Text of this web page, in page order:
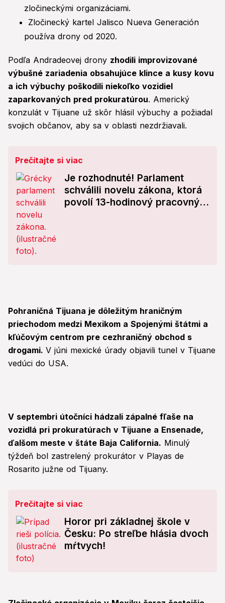
zločineckými organizáciami.
Zločinecký kartel Jalisco Nueva Generación
používa drony od 2020.
Podľa Andradeovej drony zhodili improvizované
výbušné zariadenia obsahujúce klince a kusy kovu
a ich výbuchy poškodili niekoľko vozidiel
zaparkovaných pred prokuratúrou. Americký
konzulát v Tijuane už skôr hlásil výbuchy a požiadal
svojich občanov, aby sa v oblasti nezdržiavali.
Prečítajte si viac
Je rozhodnuté! Parlament
schválili novelu zákona, ktorá
povolí 13-hodinový pracovný
Pohraničná Tijuana je dôležitým hraničným
priechodom medzi Mexikom a Spojenými štátmi a
kľúčovým centrom pre cezhraničný obchod s
drogami. V júni mexické úrady objavili tunel v Tijuane
vedúci do USA.
V septembri útočníci hádzali zápalné fľaše na
vozidlá pri prokuratúrach v Tijuane a Ensenade,
ďalšom meste v štáte Baja California. Minulý
týždeň bol zastrelený prokurátor v Playas de
Rosarito južne od Tijuany.
Prečítajte si viac
Horor pri základnej škole v
Česku: Po streľbe hlásia dvoch
mŕtvych!